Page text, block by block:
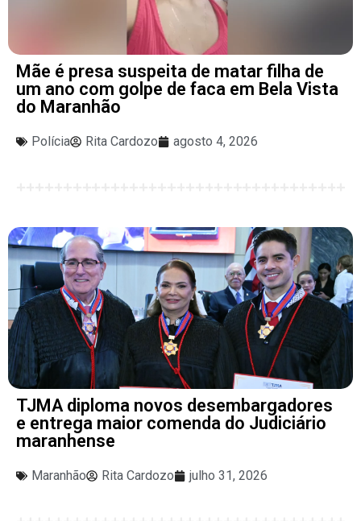
Mãe é presa suspeita de matar filha de
um ano com golpe de faca em Bela Vista
do Maranhão
Polícia Rita Cardozo agosto 4, 2026
TJMA diploma novos desembargadores
e entrega maior comenda do Judiciário
maranhense
Maranhão Rita Cardozo julho 31, 2026